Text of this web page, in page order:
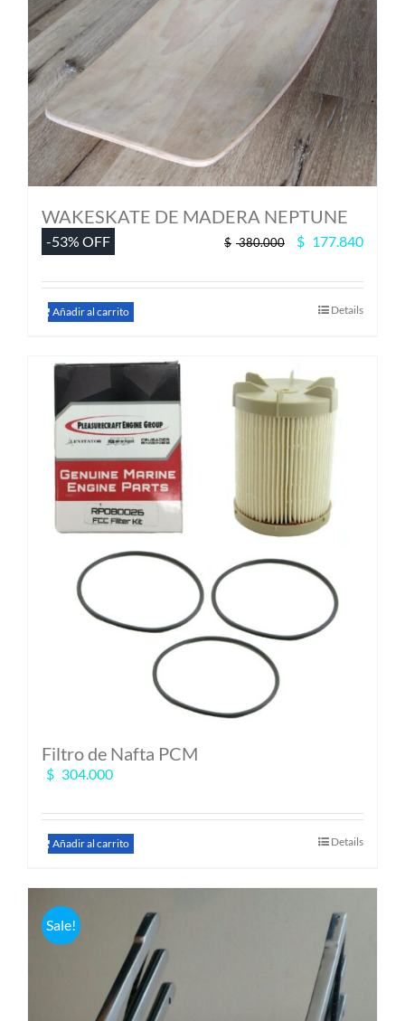
WAKESKATE DE MADERA NEPTUNE
-53% OFF $ 380.000
El
$ 380.000.
$ 177.840El
$
Añadir al carrito Details
Filtro de Nafta PCM
$ 304.000
Añadir al carrito Details
Sale!